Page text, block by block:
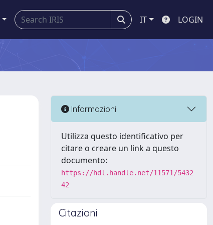
IT LOGIN
Informazioni
Utilizza questo identificativo per
citare o creare un link a questo
documento:
https://hdl.handle.net/11571/5432
42
Citazioni